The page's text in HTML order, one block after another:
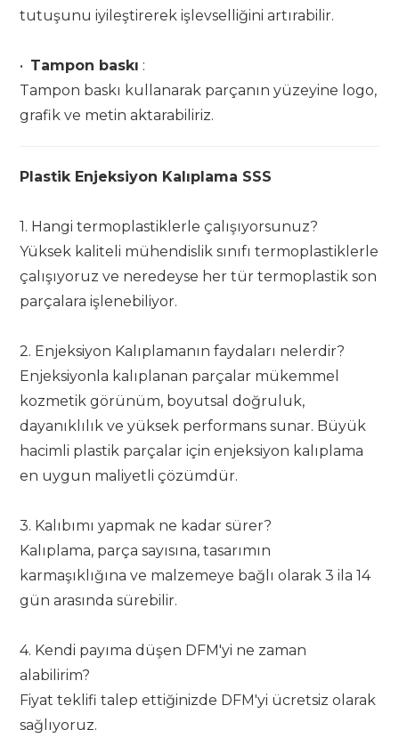
tutuşunu iyileştirerek işlevselliğini artırabilir.
• Tampon baskı :
Tampon baskı kullanarak parçanın yüzeyine logo,
grafik ve metin aktarabiliriz.
Plastik Enjeksiyon Kalıplama SSS
1. Hangi termoplastiklerle çalışıyorsunuz?
Yüksek kaliteli mühendislik sınıfı termoplastiklerle
çalışıyoruz ve neredeyse her tür termoplastik son
parçalara işlenebiliyor.
2. Enjeksiyon Kalıplamanın faydaları nelerdir?
Enjeksiyonla kalıplanan parçalar mükemmel
kozmetik görünüm, boyutsal doğruluk,
dayanıklılık ve yüksek performans sunar. Büyük
hacimli plastik parçalar için enjeksiyon kalıplama
en uygun maliyetli çözümdür.
3. Kalıbımı yapmak ne kadar sürer?
Kalıplama, parça sayısına, tasarımın
karmaşıklığına ve malzemeye bağlı olarak 3 ila 14
gün arasında sürebilir.
4. Kendi payıma düşen DFM'yi ne zaman
alabilirim?
Fiyat teklifi talep ettiğinizde DFM'yi ücretsiz olarak
sağlıyoruz.